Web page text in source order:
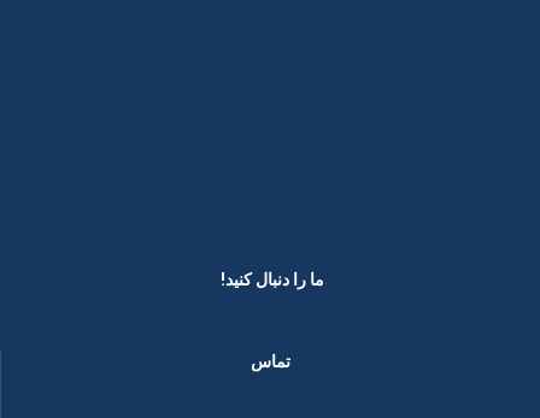
ما را دنبال کنید! ​
تماس